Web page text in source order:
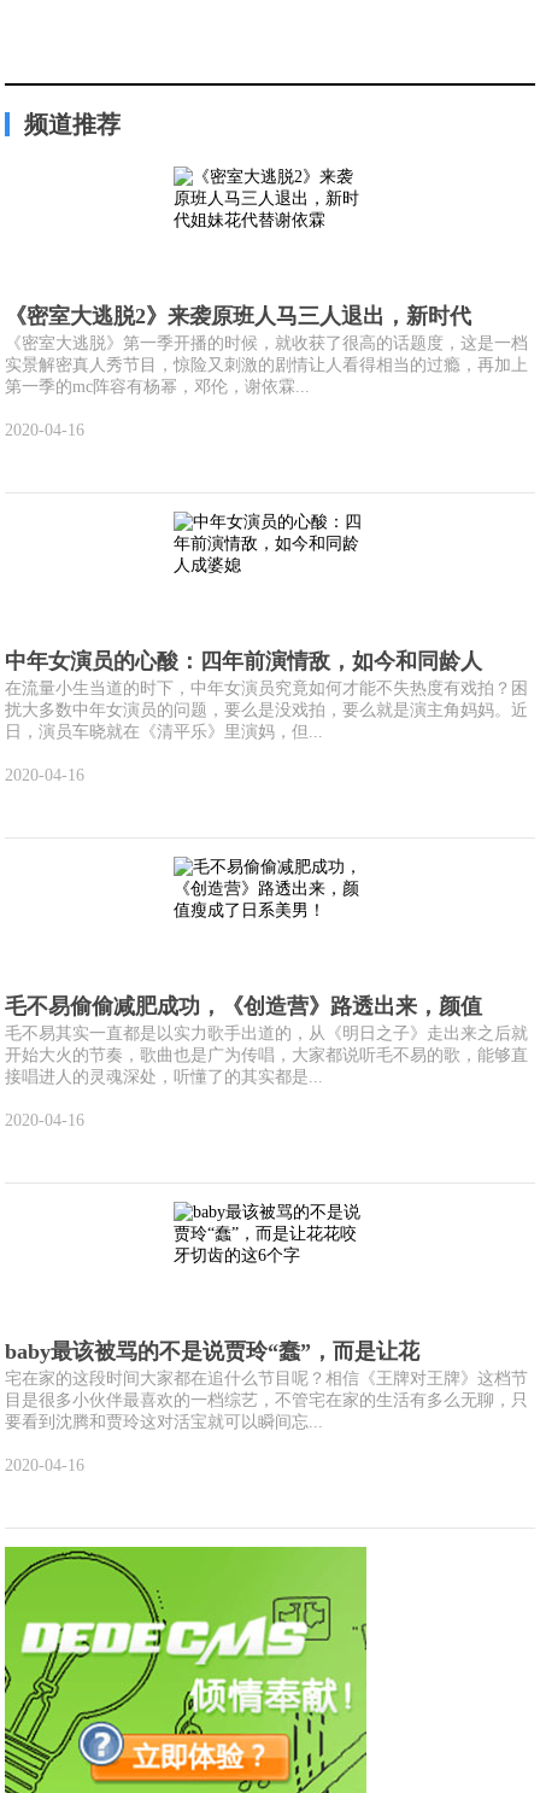
频道推荐
《密室大逃脱2》来袭原班人马三人退出，新时代
《密室大逃脱》第一季开播的时候，就收获了很高的话题度，这是一档
实景解密真人秀节目，惊险又刺激的剧情让人看得相当的过瘾，再加上
第一季的mc阵容有杨幂，邓伦，谢依霖...
2020-04-16
中年女演员的心酸：四年前演情敌，如今和同龄人
在流量小生当道的时下，中年女演员究竟如何才能不失热度有戏拍？困
扰大多数中年女演员的问题，要么是没戏拍，要么就是演主角妈妈。近
日，演员车晓就在《清平乐》里演妈，但...
2020-04-16
毛不易偷偷减肥成功，《创造营》路透出来，颜值
毛不易其实一直都是以实力歌手出道的，从《明日之子》走出来之后就
开始大火的节奏，歌曲也是广为传唱，大家都说听毛不易的歌，能够直
接唱进人的灵魂深处，听懂了的其实都是...
2020-04-16
baby最该被骂的不是说贾玲“蠢”，而是让花
宅在家的这段时间大家都在追什么节目呢？相信《王牌对王牌》这档节
目是很多小伙伴最喜欢的一档综艺，不管宅在家的生活有多么无聊，只
要看到沈腾和贾玲这对活宝就可以瞬间忘...
2020-04-16